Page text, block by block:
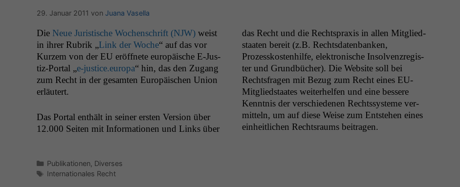
29. Januar 2011 von Juana Vasella
Die Neue Juris­tis­che Wochen­schrift (NJW)weist
in ihrer Rubrik „Link der Woche“ auf das vor
Kurzem von der EU eröffnete europäis­che E‑Jus­
tiz-Por­tal „e‑justice.europa“ hin, das den Zugang
zum Recht in der gesamten Europäis­chen Union
erläutert.
Das Por­tal enthält in sein­er ersten Ver­sion über
12.000 Seit­en mit Infor­ma­tio­nen und Links über
das Recht und die Recht­sprax­is in allen Mit­glied­
staat­en bere­it (z.B. Rechts­daten­banken,
Prozesskosten­hil­fe, elek­tro­n­is­che Insol­ven­zreg­is­
ter und Grund­büch­er). Die Web­site soll bei
Rechts­fra­gen mit Bezug zum Recht eines EU-
Mit­glied­staates weit­er­helfen und eine bessere
Ken­nt­nis der ver­schiede­nen Rechtssys­teme ver­
mit­teln, um auf diese Weise zum Entste­hen eines
ein­heitlichen Recht­sraums beitragen.
Kategorien
Publikationen, Diverses
Schlagwörter
Internationales Recht